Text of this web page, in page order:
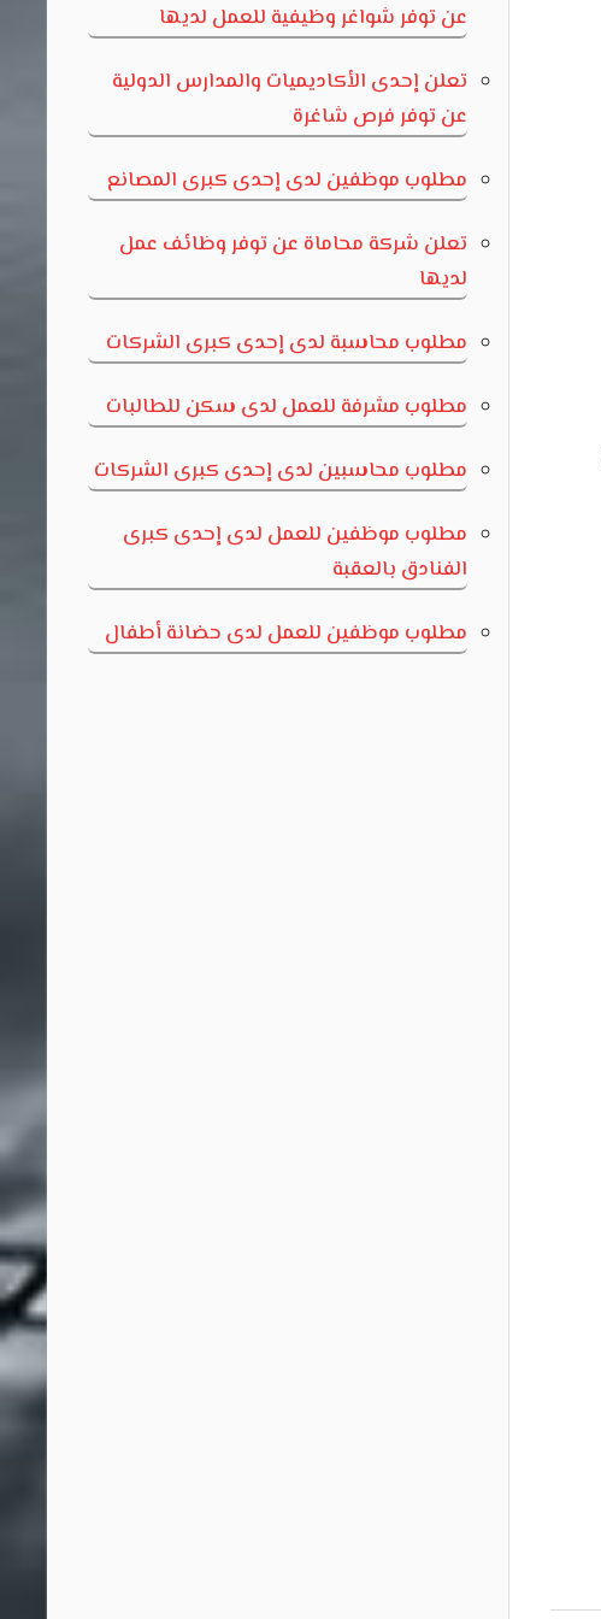
عن توفر شواغر وظيفية للعمل لديها
تعلن إحدى الأكاديميات والمدارس الدولية
عن توفر فرص شاغرة
مطلوب موظفين لدى إحدى كبرى المصانع
تعلن شركة محاماة عن توفر وظائف عمل
لديها
مطلوب محاسبة لدى إحدى كبرى الشركات
مطلوب مشرفة للعمل لدى سكن للطالبات
مطلوب محاسبين لدى إحدى كبرى الشركات
مطلوب موظفين للعمل لدى إحدى كبرى
الفنادق بالعقبة
مطلوب موظفين للعمل لدى حضانة أطفال